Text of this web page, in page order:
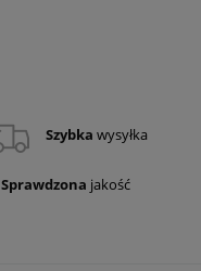
Szybka wysyłka
Sprawdzona jakość